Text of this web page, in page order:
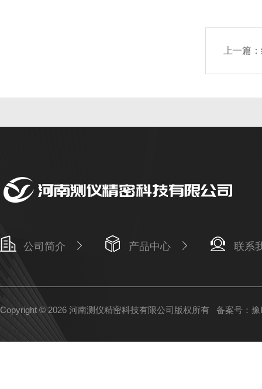
上一篇：
公司简介 产品中心 联系
Copyright © 2026 河南测仪精密科技有限公司版权所有 备案号：